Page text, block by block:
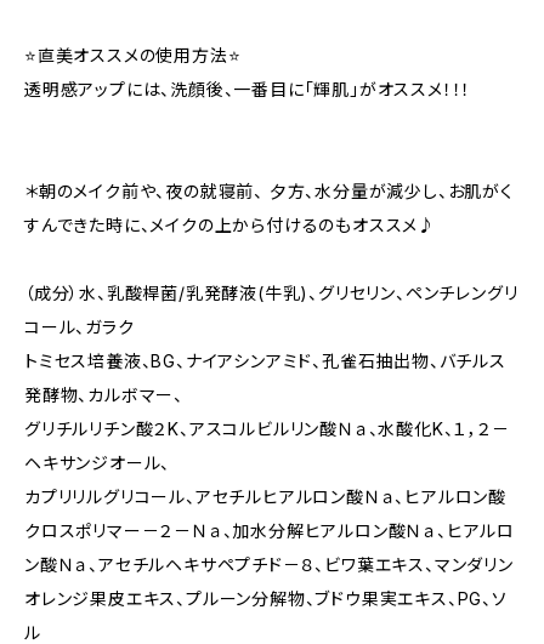
⭐直美オススメの使用方法⭐
透明感アップには、洗顔後、一番目に「輝肌」がオススメ！！！
＊朝のメイク前や、夜の就寝前、 夕方、水分量が減少し、お肌がく
すんできた時に、メイクの上から付けるのもオススメ♪
（成分）水、乳酸桿菌/乳発酵液(牛乳)、グリセリン、ペンチレングリ
コール、ガラク
トミセス培養液、BG、ナイアシンアミド、孔雀石抽出物、バチルス
発酵物、カルボマー、
グリチルリチン酸２K、アスコルビルリン酸Ｎａ、水酸化K、１，２－
ヘキサンジオール、
カプリリルグリコール、アセチルヒアルロン酸Ｎａ、ヒアルロン酸
クロスポリマー－２－Ｎａ、加水分解ヒアルロン酸Ｎａ、ヒアルロ
ン酸Ｎａ、アセチルヘキサペプチド－８、ビワ葉エキス、マンダリン
オレンジ果皮エキス、プルーン分解物、ブドウ果実エキス、PG、ソ
ル